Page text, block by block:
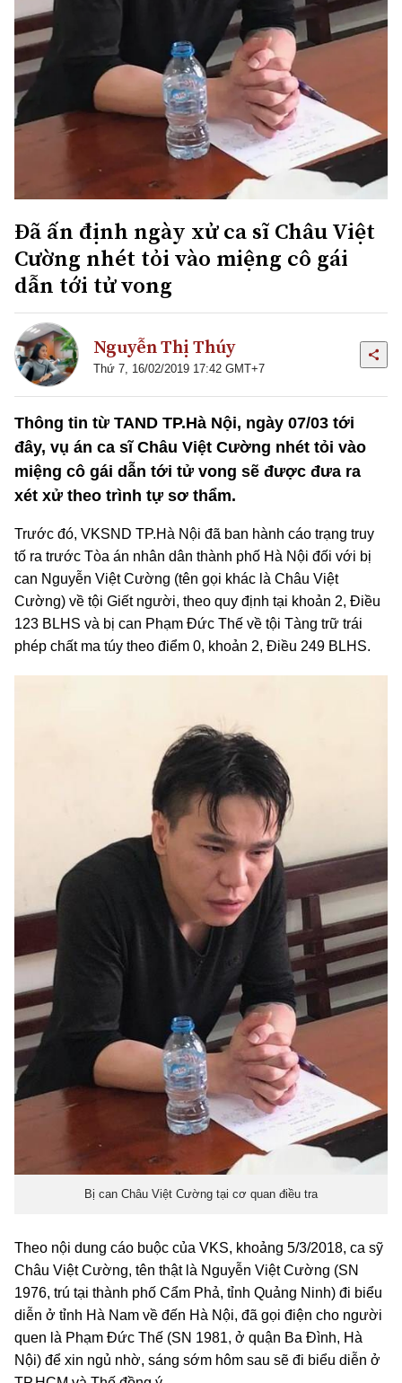
Đã ấn định ngày xử ca sĩ Châu Việt
Cường nhét tỏi vào miệng cô gái
dẫn tới tử vong
Nguyễn Thị Thúy
Thứ 7, 16/02/2019 17:42 GMT+7
Thông tin từ TAND TP.Hà Nội, ngày 07/03 tới
đây, vụ án ca sĩ Châu Việt Cường nhét tỏi vào
miệng cô gái dẫn tới tử vong sẽ được đưa ra
xét xử theo trình tự sơ thẩm.
Trước đó, VKSND TP.Hà Nội đã ban hành cáo trạng truy
tố ra trước Tòa án nhân dân thành phố Hà Nội đối với bị
can Nguyễn Việt Cường (tên gọi khác là Châu Việt
Cường) về tội Giết người, theo quy định tại khoản 2, Điều
123 BLHS và bị can Phạm Đức Thế về tội Tàng trữ trái
phép chất ma túy theo điểm 0, khoản 2, Điều 249 BLHS.
Bị can Châu Việt Cường tại cơ quan điều tra
Theo nội dung cáo buộc của VKS, khoảng 5/3/2018, ca sỹ
Châu Việt Cường, tên thật là Nguyễn Việt Cường (SN
1976, trú tại thành phố Cẩm Phả, tỉnh Quảng Ninh) đi biểu
diễn ở tỉnh Hà Nam về đến Hà Nội, đã gọi điện cho người
quen là Phạm Đức Thế (SN 1981, ở quận Ba Đình, Hà
Nội) để xin ngủ nhờ, sáng sớm hôm sau sẽ đi biểu diễn ở